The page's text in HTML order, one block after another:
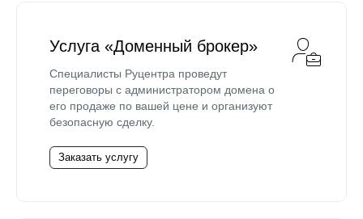
Услуга «Доменный брокер»
Специалисты Руцентра проведут
переговоры с администратором домена о
его продаже по вашей цене и организуют
безопасную сделку.
Заказать услугу